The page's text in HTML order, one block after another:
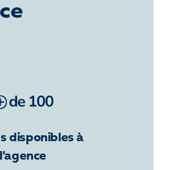
disponibles à
l’agence